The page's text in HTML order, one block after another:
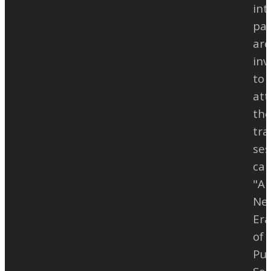
are
to
the
"A
Era
of